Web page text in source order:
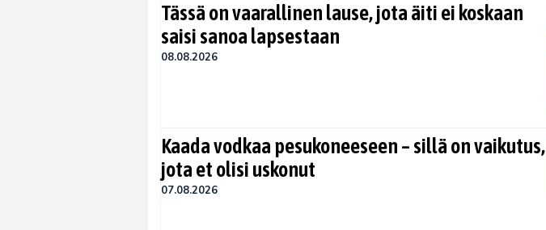
Tässä on vaarallinen lause, jota äiti ei koskaan
saisi sanoa lapsestaan
08.08.2026
Kaada vodkaa pesukoneeseen – sillä on vaikutus,
jota et olisi uskonut
07.08.2026